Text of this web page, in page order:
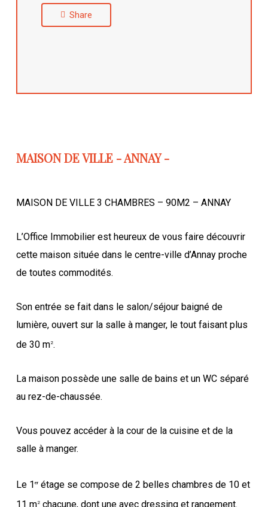
Share
MAISON DE VILLE - ANNAY -
MAISON DE VILLE 3 CHAMBRES – 90M2 – ANNAY
L’Office Immobilier est heureux de vous faire découvrir
cette maison située dans le centre-ville d’Annay proche
de toutes commodités.
Son entrée se fait dans le salon/séjour baigné de
lumière, ouvert sur la salle à manger, le tout faisant plus
de 30 m2.
La maison possède une salle de bains et un WC séparé
au rez-de-chaussée.
Vous pouvez accéder à la cour de la cuisine et de la
salle à manger.
Le 1 erétage se compose de 2 belles chambres de 10 et
11 m2chacune, dont une avec dressing et rangement.